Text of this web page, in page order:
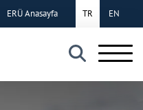
×
TR EN
ERÜ Anasayfa